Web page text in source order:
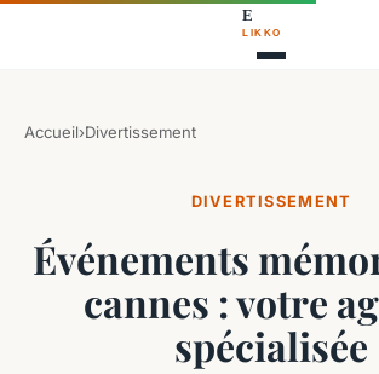
Accueil›Divertissement
DIVERTISSEMENT
Événements
cannes : votre
spécialisée